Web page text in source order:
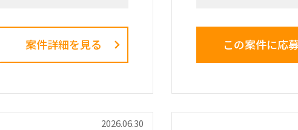
」のような「抽象度が高
にプロジェクトをリードす
TAM、SAM）の推計、およ
、ビジネスデューデリジェ
案件詳細を見る
く、正解がない難易
る立場で携わっている
び競合モデル調査を
この案件に応
2026.06.30